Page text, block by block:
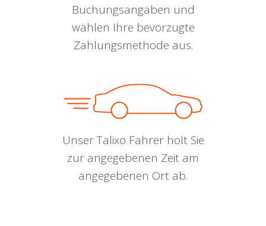
Buchungsangaben und
wählen Ihre bevorzugte
Zahlungsmethode aus.
Unser Talixo Fahrer holt Sie
zur angegebenen Zeit am
angegebenen Ort ab.